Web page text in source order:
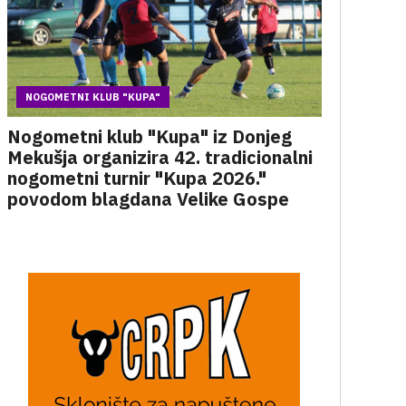
NOGOMETNI KLUB "KUPA"
Nogometni klub "Kupa" iz Donjeg
Mekušja organizira 42. tradicionalni
nogometni turnir "Kupa 2026."
povodom blagdana Velike Gospe